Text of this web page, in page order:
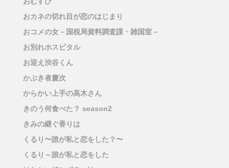
おカネの切れ目が恋のはじまり
おコメの女－国税局資料調査課・雑国室－
お別れホスピタル
お迎え渋谷くん
かぶき者慶次
からかい上手の高木さん
きのう何食べた？ season2
きみの継ぐ香りは
くるり〜誰が私と恋をした？〜
くるり～誰が私と恋をした